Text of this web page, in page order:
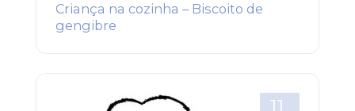
Criança na cozinha – Biscoito de
gengibre